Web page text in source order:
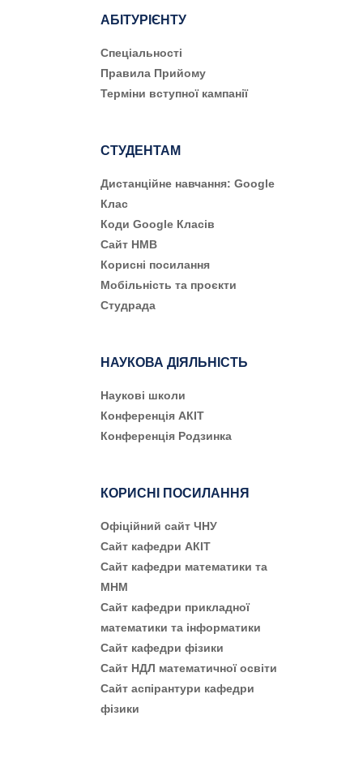
АБІТУРІЄНТУ
Cпеціальності
Правила Прийому
Терміни вступної кампанії
СТУДЕНТАМ
Дистанційне навчання: Google
Клас
Коди Google Класів
Сайт НМВ
Корисні посилання
Мобільність та проєкти
Студрада
НАУКОВА ДІЯЛЬНІСТЬ
Наукові школи
Конференція АКІТ
Конференція Родзинка
КОРИСНІ ПОСИЛАННЯ
Офіційний сайт ЧНУ
Сайт кафедри АКІТ
Сайт кафедри математики та
МНМ
Сайт кафедри прикладної
математики та інформатики
Сайт кафедри фізики
Сайт НДЛ математичної освіти
Сайт аспірантури кафедри
фізики